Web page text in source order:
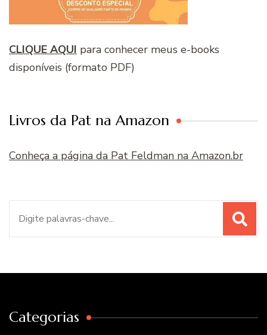
CLIQUE AQUI para conhecer meus e-books
disponíveis (formato PDF)
Livros da Pat na Amazon
Conheça a página da Pat Feldman na Amazon.br
Categorias